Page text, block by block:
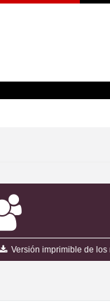
Versión imprimible de